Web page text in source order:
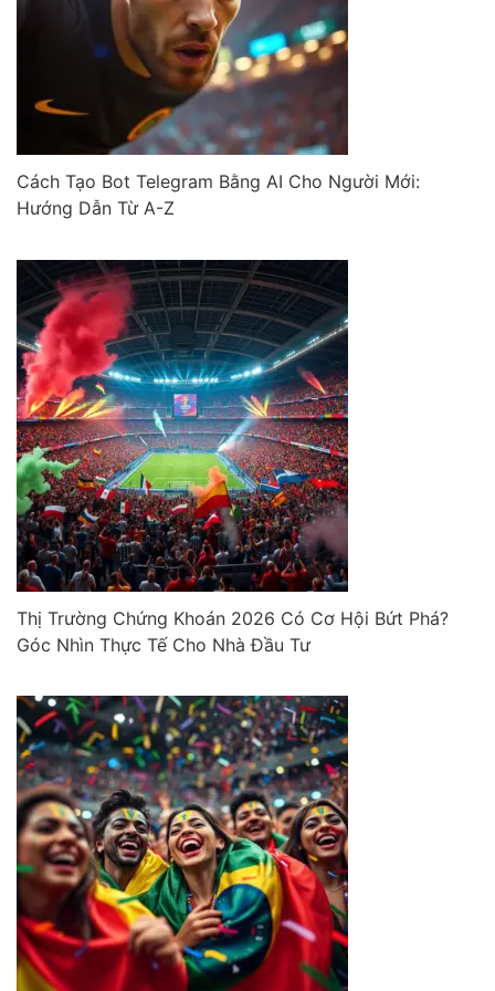
Cách Tạo Bot Telegram Bằng AI Cho Người Mới:
Hướng Dẫn Từ A-Z
Thị Trường Chứng Khoán 2026 Có Cơ Hội Bứt Phá?
Góc Nhìn Thực Tế Cho Nhà Đầu Tư